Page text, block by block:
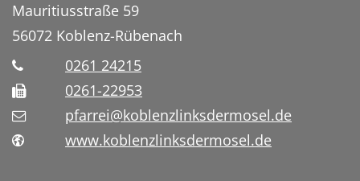
Mauritiusstraße 59
56072 Koblenz-Rübenach
0261 24215
0261-22953
pfarrei@koblenzlinksdermosel.de
www.koblenzlinksdermosel.de